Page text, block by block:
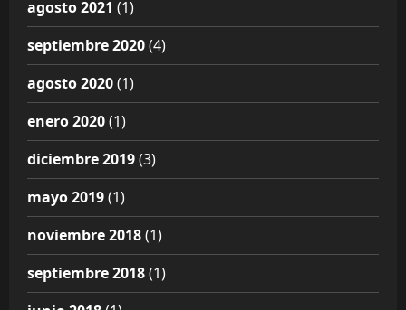
agosto 2021 (1)
septiembre 2020(4)
agosto 2020(1)
enero 2020(1)
diciembre 2019(3)
mayo 2019(1)
noviembre 2018(1)
septiembre 2018(1)